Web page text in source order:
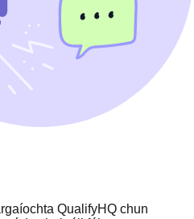
QualifyHQ chun